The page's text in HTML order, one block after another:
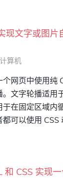
现文字或图片
计算机
网页中使用纯
。文字轮播适用
在固定区域内
可以使用 CSS
和 CSS 实现